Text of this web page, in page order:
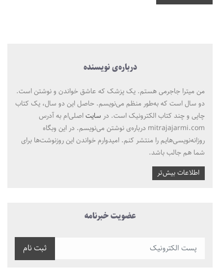
درباره‌ی نویسنده
من میترا جاجرمی هستم. یک پزشک که عاشق خواندن و نوشتن است.
دو سال است که به‌طور منظم می‌نویسم. حاصل این دو سال، یک کتاب
چاپی و چند کتاب الکترونیک است. در سایتاصلی‌ام به آدرس
mitrajajarmi.com درباره‌ی نوشتن می‌نویسم. در این وبگاه
روزانه‌نویسی‌هایم را منتشر کنم. امیدوارم خواندن این روزنوشت‌ها برای
شما هم جالب باشد.
اطلاعات بیش‌تر
عضویت خبرنامه
ثبت نام